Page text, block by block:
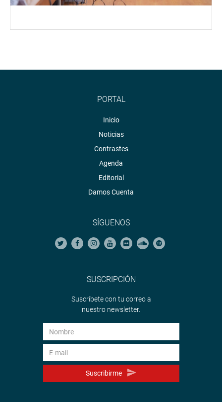
PORTAL
Inicio
Noticias
Contrastes
Agenda
Editorial
Damos Cuenta
SÍGUENOS
SUSCRIPCIÓN
Suscríbete con tu correo a
nuestro newsletter.
Suscribirme